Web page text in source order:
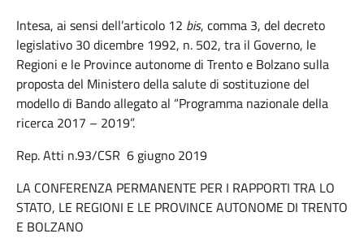
Intesa, ai sensi dell’articolo 12 bis, comma 3, del decreto
legislativo 30 dicembre 1992, n. 502, tra il Governo, le
Regioni e le Province autonome di Trento e Bolzano sulla
proposta del Ministero della salute di sostituzione del
modello di Bando allegato al “Programma nazionale della
ricerca 2017 – 2019”.
Rep. Atti n.93/CSR 6 giugno 2019
LA CONFERENZA PERMANENTE PER I RAPPORTI TRA LO
STATO, LE REGIONI E LE PROVINCE AUTONOME DI TRENTO
E BOLZANO